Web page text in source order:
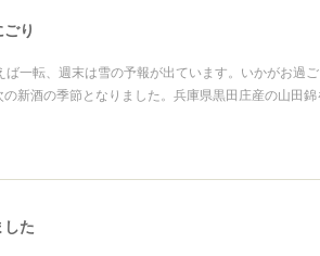
り
一転、週末は雪の予報が出ています。いかがお過
新酒の季節となりました。兵庫県黒田庄産の山田錦
た